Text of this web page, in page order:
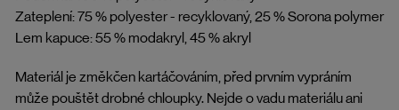
Zateplení: 75 % polyester - recyklovaný, 25 % Sorona polymer
Lem kapuce: 55 % modakryl, 45 % akryl
Materiál je změkčen kartáčováním, před prvním vypráním
může pouštět drobné chloupky. Nejde o vadu materiálu ani